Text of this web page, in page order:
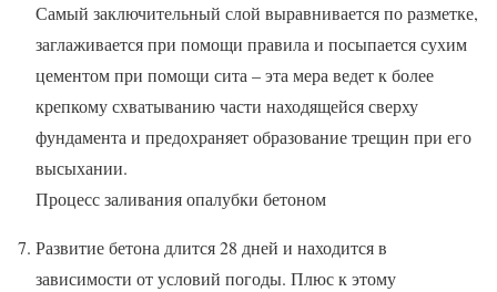
Самый заключительный слой выравнивается по разметке,
заглаживается при помощи правила и посыпается сухим
цементом при помощи сита – эта мера ведет к более
крепкому схватыванию части находящейся сверху
фундамента и предохраняет образование трещин при его
высыхании.
Процесс заливания опалубки бетоном
Развитие бетона длится 28 дней и находится в
зависимости от условий погоды. Плюс к этому